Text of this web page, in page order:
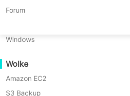
Sicherung in die Cloud
GDPR-Compliance
Physischer Server
Windows
Wolke
Amazon EC2
S3 Backup
Forum
P2V-